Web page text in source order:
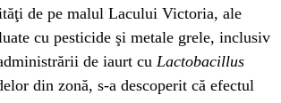
de pe malul Lacului Victoria, ale
cu pesticide şi metale grele, inclusiv
de iaurt cu Lactobacillus
din zonă, s-a descoperit că efectul